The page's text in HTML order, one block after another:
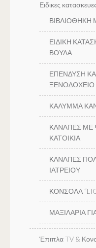
Ειδικες
ΒΙΒΛΙΟΘΗΚΗ
ΕΙΔΙΚΗ
ΒΟΥΛΑ
ΕΠΕΝΔΥΣΗ
ΞΕΝΟΔΟΧΕΙΟ
ΚΑΛΥΜΜΑ
ΚΑΝΑΠΕΣ ΜΕ
ΚΑΤΟΙΚΙΑ
ΚΑΝΑΠΕΣ
ΙΑΤΡΕΙΟΥ
ΚΟΝΣΟΛΑ
ΜΑΞΙΛΑΡΙΑ
Έπιπλα TV &